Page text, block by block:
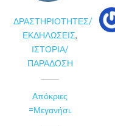
ΔΡΑΣΤΗΡΙΌΤΗΤΕΣ/
ΕΚΔΗΛΏΣΕΙΣ,
ΙΣΤΟΡΊΑ/
ΠΑΡΆΔΟΣΗ
Απόκριες
=Μεγανήσι.